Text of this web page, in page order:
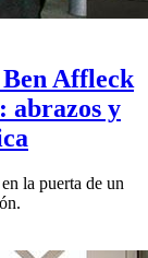
Affleck
abrazos y
la puerta de un